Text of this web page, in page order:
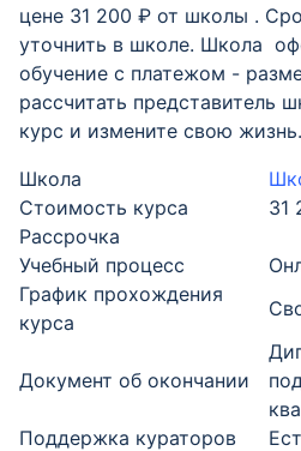
цене 31 200 ₽ от школы .
уточнить в школе. Школа
обучение с платежом -
рассчитать представитель
курс и измените свою жизнь.
Школа
Стоимость курса
31
Рассрочка
Учебный процесс
График прохождения
курса
Документ об окончании
Поддержка кураторов